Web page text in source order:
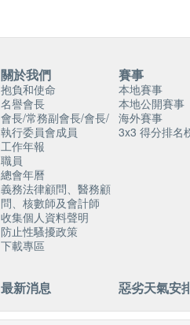
關於我們
抱負和使命
名譽會長
會長/常務副會長/會長/
執行委員會成員
工作年報
職員
總會年曆
義務法律顧問、醫務顧
問、核數師及會計師
收集個人資料聲明
防止性騷擾政策
下載專區
賽事
本地賽事
本地公開賽事
海外賽事
3x3 得分排名
最新消息 惡劣天氣安